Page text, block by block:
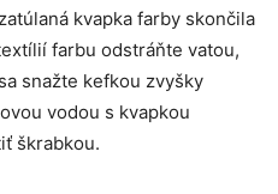
kvapka farby skončila
farbu odstráňte vatou,
snažte kefkou zvyšky
vodou s kvapkou
škrabkou.